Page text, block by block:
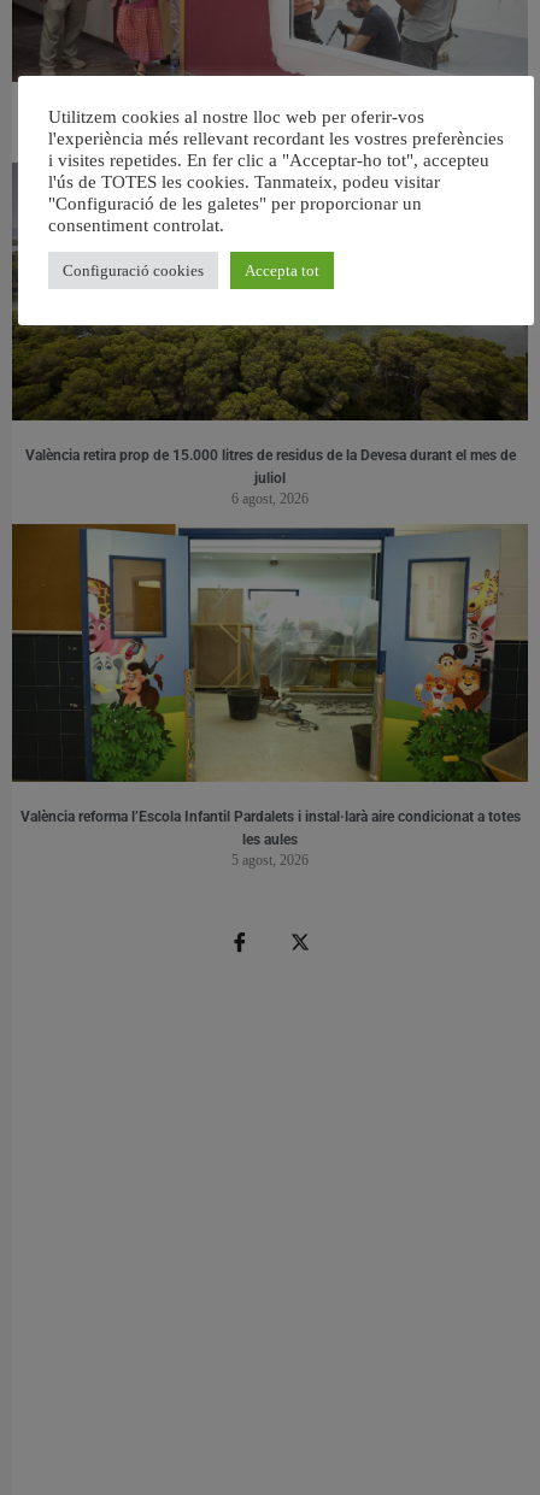
València ultima el nou centre per a persones majors del barri de Sant Antoni
6 agost, 2026
València retira prop de 15.000 litres de residus de la Devesa durant el mes de
juliol
6 agost, 2026
València reforma l’Escola Infantil Pardalets i instal·larà aire condicionat a totes
les aules
5 agost, 2026
Utilitzem cookies al nostre lloc web per oferir-vos
l'experiència més rellevant recordant les vostres preferències
i visites repetides. En fer clic a "Acceptar-ho tot", accepteu
l'ús de TOTES les cookies. Tanmateix, podeu visitar
"Configuració de les galetes" per proporcionar un
consentiment controlat.
Configuració cookies Accepta tot